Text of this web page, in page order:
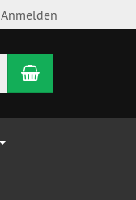
Anmelden
Warenkorb